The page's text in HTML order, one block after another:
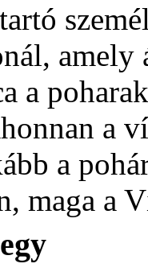
amely
a
a
a
maga a